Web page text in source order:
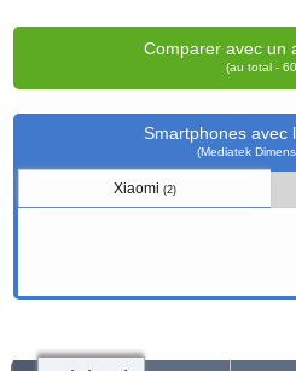
Comparer avec un
(au total -
Smartphones avec
(Mediatek
Xiaomi(2)